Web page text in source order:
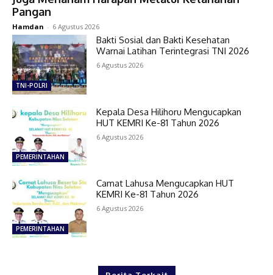
Pangan
Hamdan - 6 Agustus 2026
TNI-POLRI
Bakti Sosial dan Bakti Kesehatan
Warnai Latihan Terintegrasi TNI 2026
6 Agustus 2026
PEMERINTAHAN
Kepala Desa Hilihoru Mengucapkan
HUT KEMRI Ke-81 Tahun 2026
6 Agustus 2026
PEMERINTAHAN
Camat Lahusa Mengucapkan HUT
KEMRI Ke-81 Tahun 2026
6 Agustus 2026